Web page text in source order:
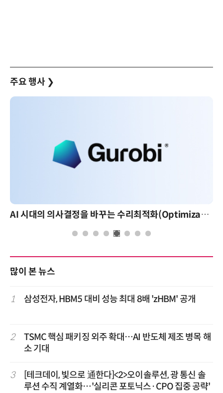
주요 행사 ❯
AI 시대의 의사결정을 바꾸는 수리최적화(Optimization): 실제 산업 적용 사례와 활용 전략
많이 본 뉴스
1 삼성전자, HBM5 대비 성능 최대 8배 'zHBM' 공개
2
TSMC 핵심 패키징 외주 확대…AI 반도체 제조 병목 해
소 기대
3
[테크데이, 빛으로 通한다]<2>오이솔루션, 광 통신 솔
루션 수직 계열화…'실리콘 포토닉스·CPO 집중 공략'